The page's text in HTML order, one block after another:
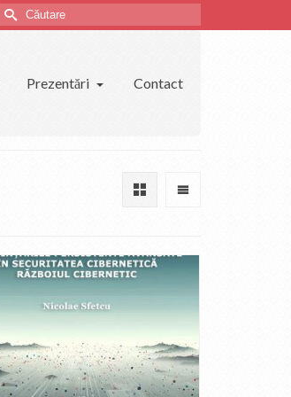
Căutare
Prezentări Contact